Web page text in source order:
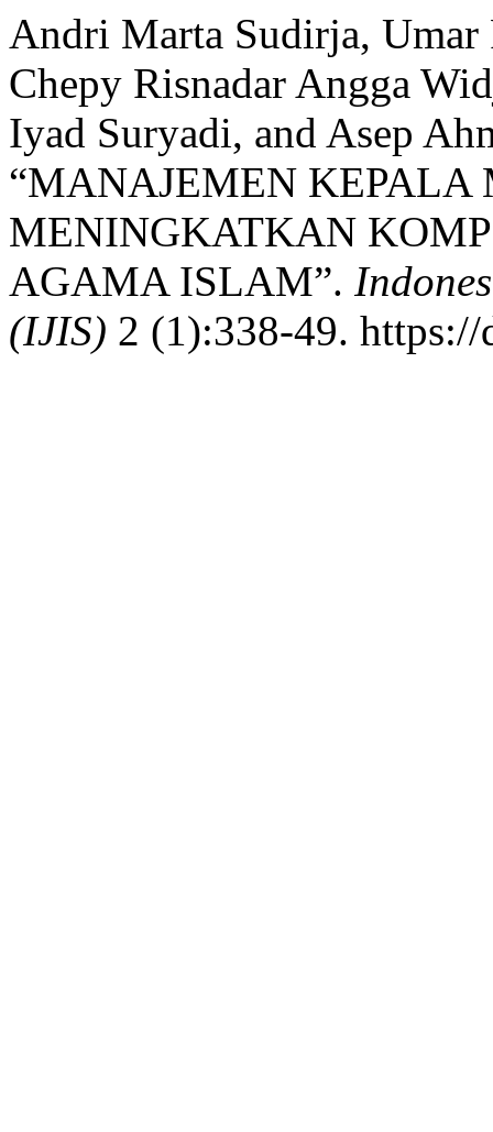
Andri Marta Sudirja, Umar
Chepy Risnadar Angga
Iyad Suryadi, and Asep
“MANAJEMEN
MENINGKATKAN
AGAMA ISLAM”.
(IJIS) 2 (1):338-49.